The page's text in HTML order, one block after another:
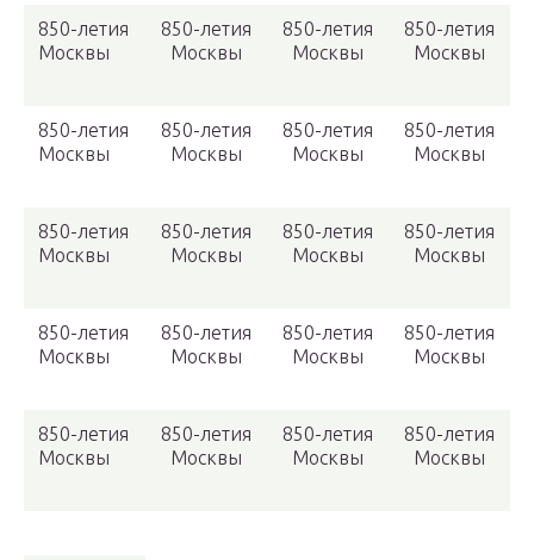
850-летия
Москвы
850-летия
Москвы
850-летия
Москвы
850-летия
Москвы
850-летия
Москвы
850-летия
Москвы
850-летия
Москвы
850-летия
Москвы
850-летия
Москвы
850-летия
Москвы
850-летия
Москвы
850-летия
Москвы
850-летия
Москвы
850-летия
Москвы
850-летия
Москвы
850-летия
Москвы
850-летия
Москвы
850-летия
Москвы
850-летия
Москвы
850-летия
Москвы